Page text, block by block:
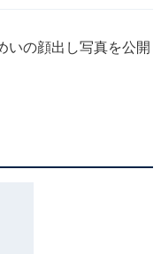
いの顔出し写真を公開